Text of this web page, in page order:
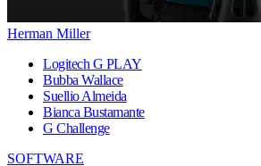
Herman Miller
Logitech G PLAY
Bubba Wallace
Suellio Almeida
Bianca Bustamante
G Challenge
SOFTWARE